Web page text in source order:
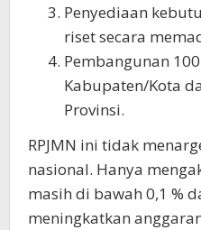
Penyediaan
riset secara
Pembangunan
Kabupaten/Kota
Provinsi.
RPJMN ini tidak
nasional. Hanya
masih di bawah 0,1 %
meningkatkan